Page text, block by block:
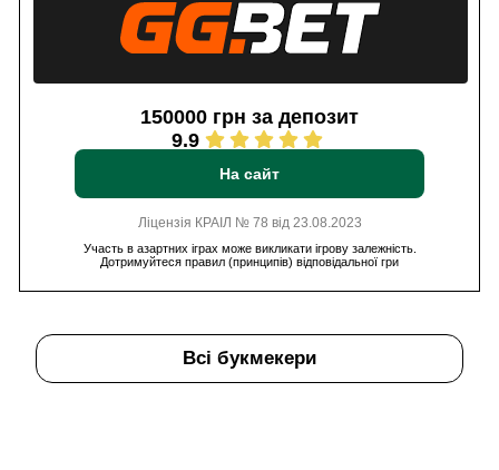
150000 грн за депозит
9.9
На сайт
Ліцензія КРАІЛ № 78 від 23.08.2023
Участь в азартних іграх може викликати ігрову залежність.
Дотримуйтеся правил (принципів) відповідальної гри
Всі букмекери